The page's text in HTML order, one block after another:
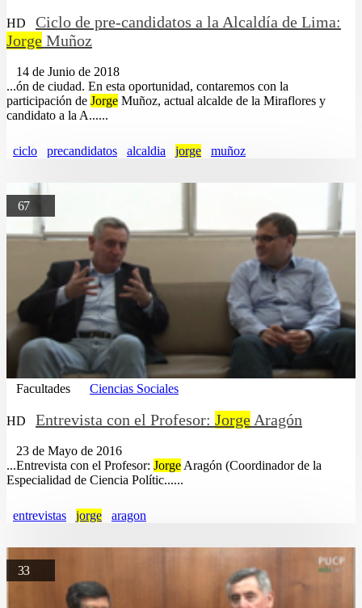
HD
Ciclo de pre-candidatos a la Alcaldía de Lima:
Jorge Muñoz
14 de Junio de 2018
...ón de ciudad. En esta oportunidad, contaremos con la
participación de Jorge Muñoz, actual alcalde de la Miraflores y
candidato a la A......
ciclo precandidatos alcaldia jorge muñoz
67
Facultades Ciencias Sociales
HD Entrevista con el Profesor: Jorge Aragón
23 de Mayo de 2016
...Entrevista con el Profesor: Jorge Aragón (Coordinador de la
Especialidad de Ciencia Polític......
entrevistas jorge aragon
33